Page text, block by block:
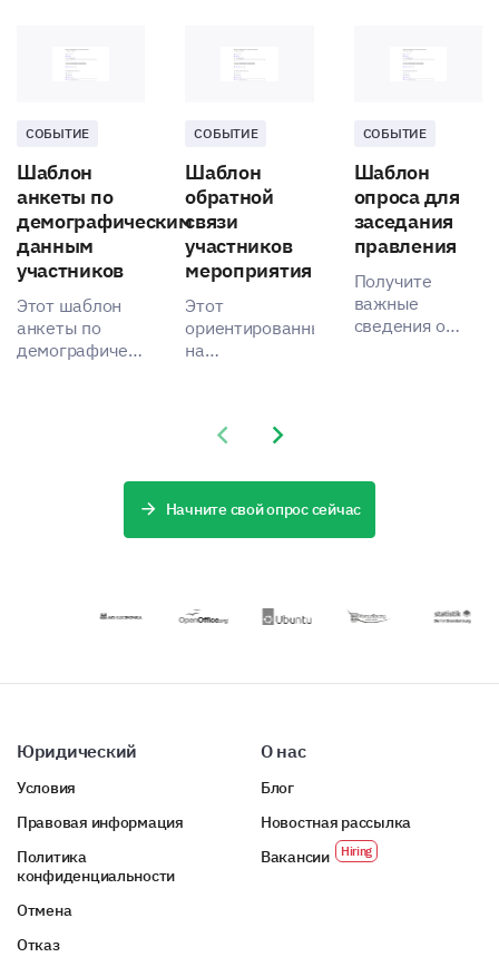
Thursday
Saturday
No preference (Comments: Why?)
How far in advance do you prefer being notified
СОБЫТИЕ
Шаблон
анкеты по
демографическим
данным
участников
Этот шаблон
анкеты по
демографическим
СОБЫТИЕ
Шаблон
обратной
связи
участников
мероприятия
Этот
ориентированный
на
получить
информацию о
впечатлениях
СОБЫТИЕ
Шаблон
опроса для
заседания
правления
Получите
важные
сведения о
опроса.
Previous slide
Next slide
Начните свой опрос сейчас
Юридический
Условия
Правовая информация
Политика
конфиденциальности
Отмена
Отказ
О нас
Блог
Новостная рассылка
Вакансии